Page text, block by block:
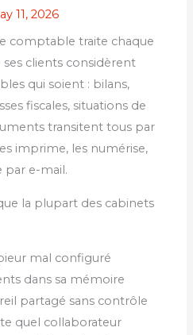
11, 2026
comptable traite chaque
clients considèrent
qui soient : bilans,
fiscales, situations de
transitent tous par
imprime, les numérise,
par e-mail.
la plupart des cabinets
mal configuré
dans sa mémoire
partagé sans contrôle
quel collaborateur